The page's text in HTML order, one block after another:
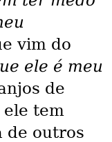
vim do
ele é meu
de
ele tem
de outros